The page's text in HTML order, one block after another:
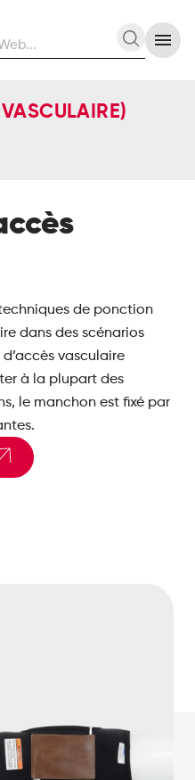
de ponction
dans des scénarios
vasculaire
à la plupart des
le manchon est fixé par